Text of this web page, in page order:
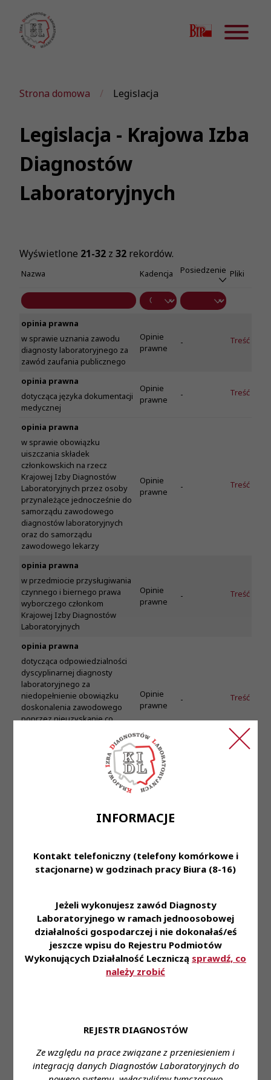
INFORMACJE
Kontakt telefoniczny (telefony komórkowe i
stacjonarne) w godzinach pracy Biura (8-16)
Jeżeli wykonujesz zawód Diagnosty
Laboratoryjnego w ramach jednoosobowej
działalności gospodarczej i nie dokonałaś/eś
jeszcze wpisu do Rejestru Podmiotów
Wykonujących Działalność Leczniczą sprawdź, co
należy zrobić
REJESTR DIAGNOSTÓW
Ze względu na prace związane z przeniesieniem i
integracją danych Diagnostów Laboratoryjnych do
Strona domowa Legislacja
Legislacja - Krajowa Izba
Diagnostów
Laboratoryjnych
Wyświetlone 21-32 z 32 rekordów.
Nazwa Kadencja Posiedzenie Pliki
opinia prawna
w sprawie uznania zawodu
diagnosty laboratoryjnego za
zawód zaufania publicznego
Opinie
prawne
- Treść
opinia prawna
dotycząca języka dokumentacji
medycznej
Opinie
prawne
- Treść
opinia prawna
w sprawie obowiązku
uiszczania składek
członkowskich na rzecz
Krajowej Izby Diagnostów
Laboratoryjnych przez osoby
przynależące jednocześnie do
samorządu zawodowego
diagnostów laboratoryjnych
oraz do samorządu
zawodowego lekarzy
Opinie
prawne
- Treść
opinia prawna
w przedmiocie przysługiwania
czynnego i biernego prawa
wyborczego członkom
Krajowej Izby Diagnostów
Laboratoryjnych
Opinie
prawne
- Treść
opinia prawna
dotycząca odpowiedzialności
dyscyplinarnej diagnosty
laboratoryjnego za
niedopełnienie obowiązku
doskonalenia zawodowego
poprzez nieuzyskanie co
Opinie
prawne
- Treść
w sprawie autoryzacji wyników
Opinie
prawne
indywidualnej praktyki
Diagnosty Laboratoryjnego
W PRZEDMIOCIE ZDALNEJ
AUTORYZACJI
prawne
-
Opinia prawna
dot. wykonywania zawodu
diagnosty laboratoryjnego w
Centrum Krwiodawstwa
Opinie
prawne
Analiza dotycząca
dopuszczalność wpisania
zakładu patomorfologii do